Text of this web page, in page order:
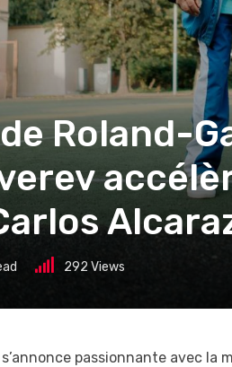
Roland-
292 Views
passionnante avec la